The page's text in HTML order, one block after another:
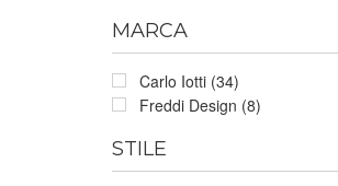
MARCA
Carlo Iotti (34)
Freddi Design (8)
STILE